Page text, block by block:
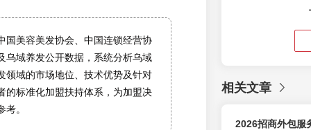
国美容美发协会、中国连锁经营协
乌域养发公开数据，系统分析乌域
领域的市场地位、技术优势及针对
的标准化加盟扶持体系，为加盟决
。
相关文章
2026招商外包服